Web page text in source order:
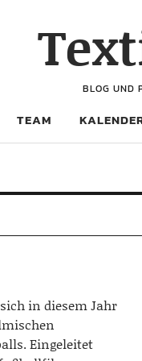
BLOG UND
TEAM
in diesem Jahr
Eingeleitet